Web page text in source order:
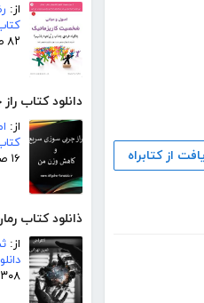
از:
۸۲ صفحه
دانلود کتاب
از:
۱۶ صفحه
ذانلود کتاب
از:
۳۰۸ صفحه
از کتابراه